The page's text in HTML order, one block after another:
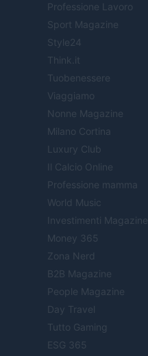
Professione Lavoro
Sport Magazine
Style24
Think.it
Tuobenessere
Viaggiamo
Nonne Magazine
Milano Cortina
Luxury Club
Il Calcio Online
Professione mamma
World Music
Investimenti Magazine
Money 365
Zona Nerd
B2B Magazine
People Magazine
Day Travel
Tutto Gaming
ESG 365